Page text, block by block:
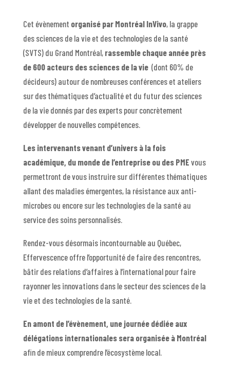
Cet évènement organisé par Montréal InVivo, la grappe
des sciences de la vie et des technologies de la santé
(SVTS) du Grand Montréal, rassemble chaque année près
de 600 acteurs des sciences de la vie(dont 60% de
décideurs) autour de nombreuses conférences et ateliers
sur des thématiques d’actualité et du futur des sciences
de la vie donnés par des experts pour concrètement
développer de nouvelles compétences.
Les intervenants venant d’univers à la fois
académique, du monde de l’entreprise ou des PME vous
permettront de vous instruire sur différentes thématiques
allant des maladies émergentes, la résistance aux anti-
microbes ou encore sur les technologies de la santé au
service des soins personnalisés.
Rendez-vous désormais incontournable au Québec,
Effervescence offre l’opportunité de faire des rencontres,
bâtir des relations d’affaires à l’international pour faire
rayonner les innovations dans le secteur des sciences de la
vie et des technologies de la santé.
En amont de l’évènement, une journée dédiée aux
délégations internationales sera organisée à Montréal
afin de mieux comprendre l’écosystème local.